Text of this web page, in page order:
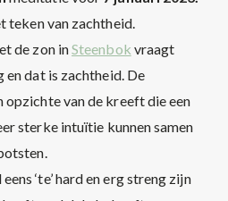
teken van zachtheid.
de zon inSteenbok vraagt
en dat is zachtheid. De
van de kreeft die een
sterke intuïtie kunnen samen
‘te’ hard en erg streng zijn